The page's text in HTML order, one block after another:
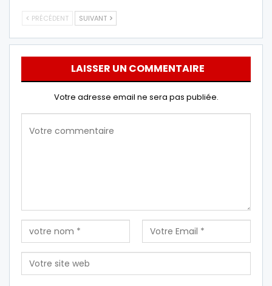
PRÉCÉDENT SUIVANT
LAISSER UN COMMENTAIRE
Votre adresse email ne sera pas publiée.